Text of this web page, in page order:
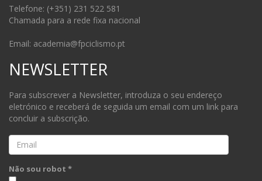
Telefone: (+351) 231 522 581
Chamada para a rede fixa nacional
Email: academia@fpciclismo.pt
NEWSLETTER
Para subscrever a Newsletter, introduza o seu endereço
eletrónico e receberá de seguida um email com um link para
concluir a subscrição.
Email
Não sou robot *